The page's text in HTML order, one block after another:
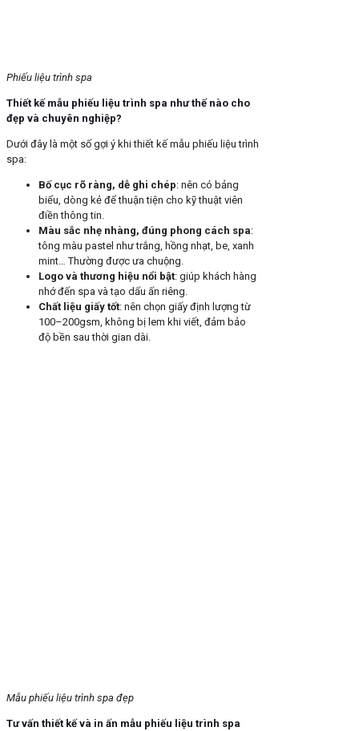
Phiếu liệu trình spa
Thiết kế mẫu phiếu liệu trình spa như thế nào cho
đẹp và chuyên nghiệp?
Dưới đây là một số gợi ý khi thiết kế mẫu phiếu liệu trình
spa:
Bố cục rõ ràng, dễ ghi chép: nên có bảng
biểu, dòng kẻ để thuận tiện cho kỹ thuật viên
điền thông tin.
Màu sắc nhẹ nhàng, đúng phong cách spa:
tông màu pastel như trắng, hồng nhạt, be, xanh
mint… Thường được ưa chuộng.
Logo và thương hiệu nổi bật: giúp khách hàng
nhớ đến spa và tạo dấu ấn riêng.
Chất liệu giấy tốt: nên chọn giấy định lượng từ
100–200gsm, không bị lem khi viết, đảm bảo
độ bền sau thời gian dài.
Mẫu phiếu liệu trình spa đẹp
Tư vấn thiết kế và in ấn mẫu phiếu liệu trình spa